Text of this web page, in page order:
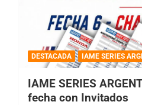
DESTACADA IAME SERIES
IAME SERIES
fecha con Invitados